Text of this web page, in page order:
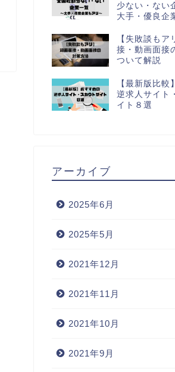
少ない・ない
大手・優良企
【失敗談もア
接・動画面接
ついて解説
【最新版比較
逆求人サイト
イト８選
アーカイブ
2025年6月
2025年5月
2021年12月
2021年11月
2021年10月
2021年9月